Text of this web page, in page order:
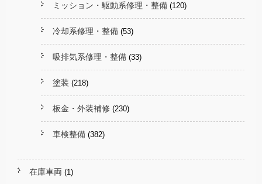
ミッション・駆動系修理・整備 (120)
冷却系修理・整備 (53)
吸排気系修理・整備 (33)
塗装 (218)
板金・外装補修 (230)
車検整備 (382)
在庫車両 (1)